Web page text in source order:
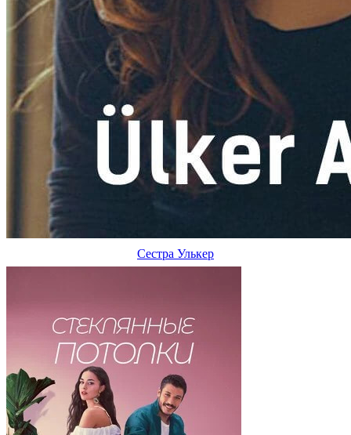
Сестра Улькер